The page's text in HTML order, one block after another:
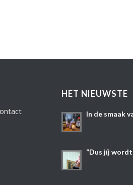
HET NIEUWSTE
In de smaak
“Dus jíj